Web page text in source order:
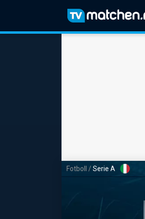
Fotboll /Serie A